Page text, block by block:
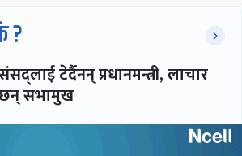
?
टेर्दैनन् प्रधानमन्त्री, लाचार
सभामुख